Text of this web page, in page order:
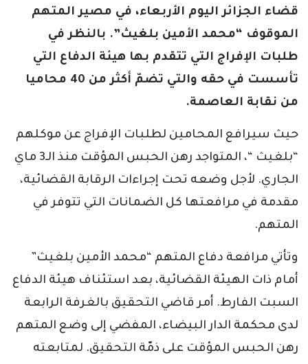
قضاء الجزائر اليوم الأربعاء، في مصير المتهم
الموقوف “محمد الأمين بلغيث”. بالنظر في
طلبات الإفراج التي تتقدم بها هيئة الدفاع التي
تأسست في حقه والتي تضمّ أكثر من 40 محاميا
من نقابة العاصمة.
حيث سيرافع المحامين لطلبات الإفراج عن موكلهم
“بلغيث “، المتواجد رهن الحبس المؤقت منذ الـ3 ماي
الجاري. لأجل وضعه تحت إجراءات الرقابة القضائية،
مقدمة في مرافعتها كل الضمانات التي تتوفر في
المتهم.
وتأتي مرافعة دفاع المتهم “محمد الأمين بلغيث”
أمام ذات الهيئة القضائية، بعد استئناف هيئة الدفاع
السبت الفارط. أمر قاضي التحقيق بالغرفة الرابعة
لدى محكمة الدار البيضاء، المفضي إلى وضع المتهم
رهن الحبس المؤقت على ذمّة التحقيق. لمتابعته